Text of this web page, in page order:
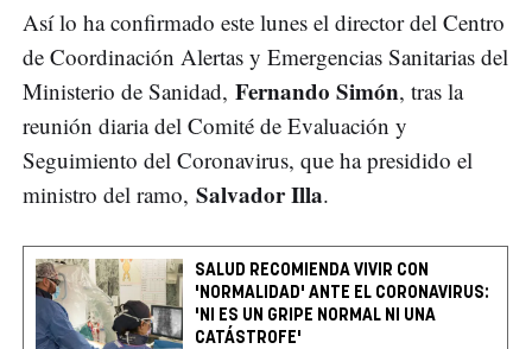
Así lo ha confirmado este lunes el director del Centro
de Coordinación Alertas y Emergencias Sanitarias del
Ministerio de Sanidad, Fernando Simón, tras la
reunión diaria del Comité de Evaluación y
Seguimiento del Coronavirus, que ha presidido el
ministro del ramo, Salvador Illa.
SALUD RECOMIENDA VIVIR CON
'NORMALIDAD' ANTE EL CORONAVIRUS:
'NI ES UN GRIPE NORMAL NI UNA
CATÁSTROFE'